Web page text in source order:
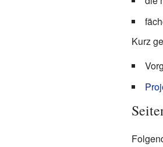
Kurz